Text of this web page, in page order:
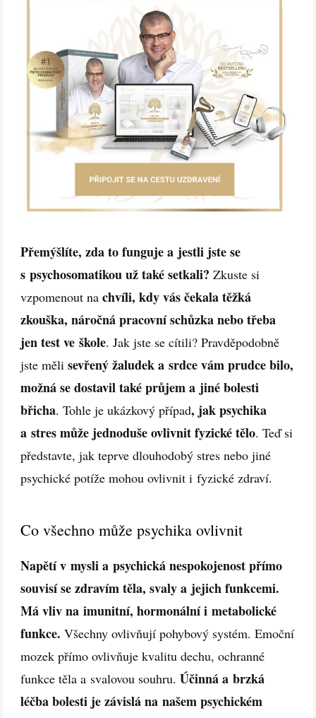
Přemýšlíte, zda to funguje a jestli jste se
s psychosomatikou už také setkali? Zkuste si
vzpomenout na chvíli, kdy vás čekala těžká
zkouška, náročná pracovní schůzka nebo třeba
jen test ve škole. Jak jste se cítili? Pravděpodobně
jste měli sevřený žaludek a srdce vám prudce bilo,
možná se dostavil také průjem a jiné bolesti
břicha. Tohle je ukázkový případ, jak psychika
a stres může jednoduše ovlivnit fyzické tělo. Teď si
představte, jak teprve dlouhodobý stres nebo jiné
psychické potíže mohou ovlivnit i fyzické zdraví.
Co všechno může psychika ovlivnit
Napětí v mysli a psychická nespokojenost přímo
souvisí se zdravím těla, svaly a jejich funkcemi.
Má vliv na imunitní, hormonální i metabolické
funkce. Všechny ovlivňují pohybový systém. Emoční
mozek přímo ovlivňuje kvalitu dechu, ochranné
funkce těla a svalovou souhru. Účinná a brzká
léčba bolesti je závislá na našem psychickém